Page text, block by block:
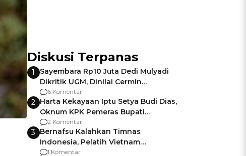
Diskusi Terpanas
1
Sayembara Rp10 Juta Dedi Mulyadi
Dikritik UGM, Dinilai Cermin
Gagalnya Negara Jamin Keamanan
6 Komentar
2 Harta Kekayaan Iptu Setya Budi Dias,
Oknum KPK Pemeras Bupati
Pemalang
2 Komentar
3 Bernafsu Kalahkan Timnas
Indonesia, Pelatih Vietnam
Berencana Pakai Jimat di Pakansari
1 Komentar